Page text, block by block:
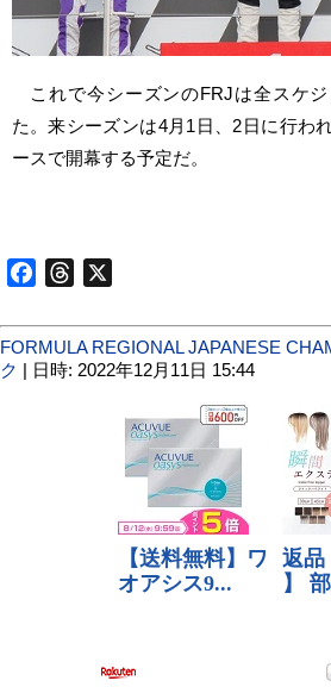
これで今シーズンのFRJは全スケ
た。来シーズンは4月1日、2日に行わ
ースで開幕する予定だ。
FacebookThreads
FORMULA REGIONAL JAPANESE
ク | 日時: 2022年12月11日 15:44